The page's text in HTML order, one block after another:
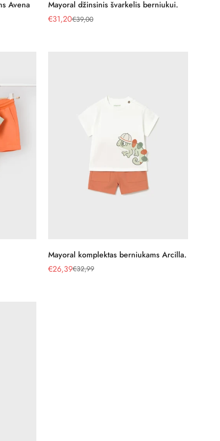
Avena
Mayoral džinsinis švarkelis berniukui.
Pardavimo
€31,20
Reguliari€39,00
Pasirinkite parinktis
Mayoral komplektas berniukams Arcilla.
Pardavimo
€26,39
Reguliari€32,99